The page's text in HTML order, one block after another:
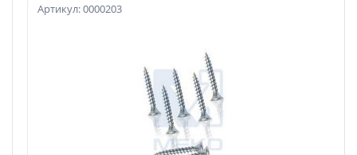
Артикул: 0000203